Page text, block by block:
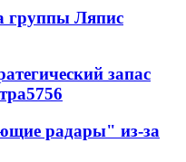
группы Ляпис
запас
5756
радары" из-за